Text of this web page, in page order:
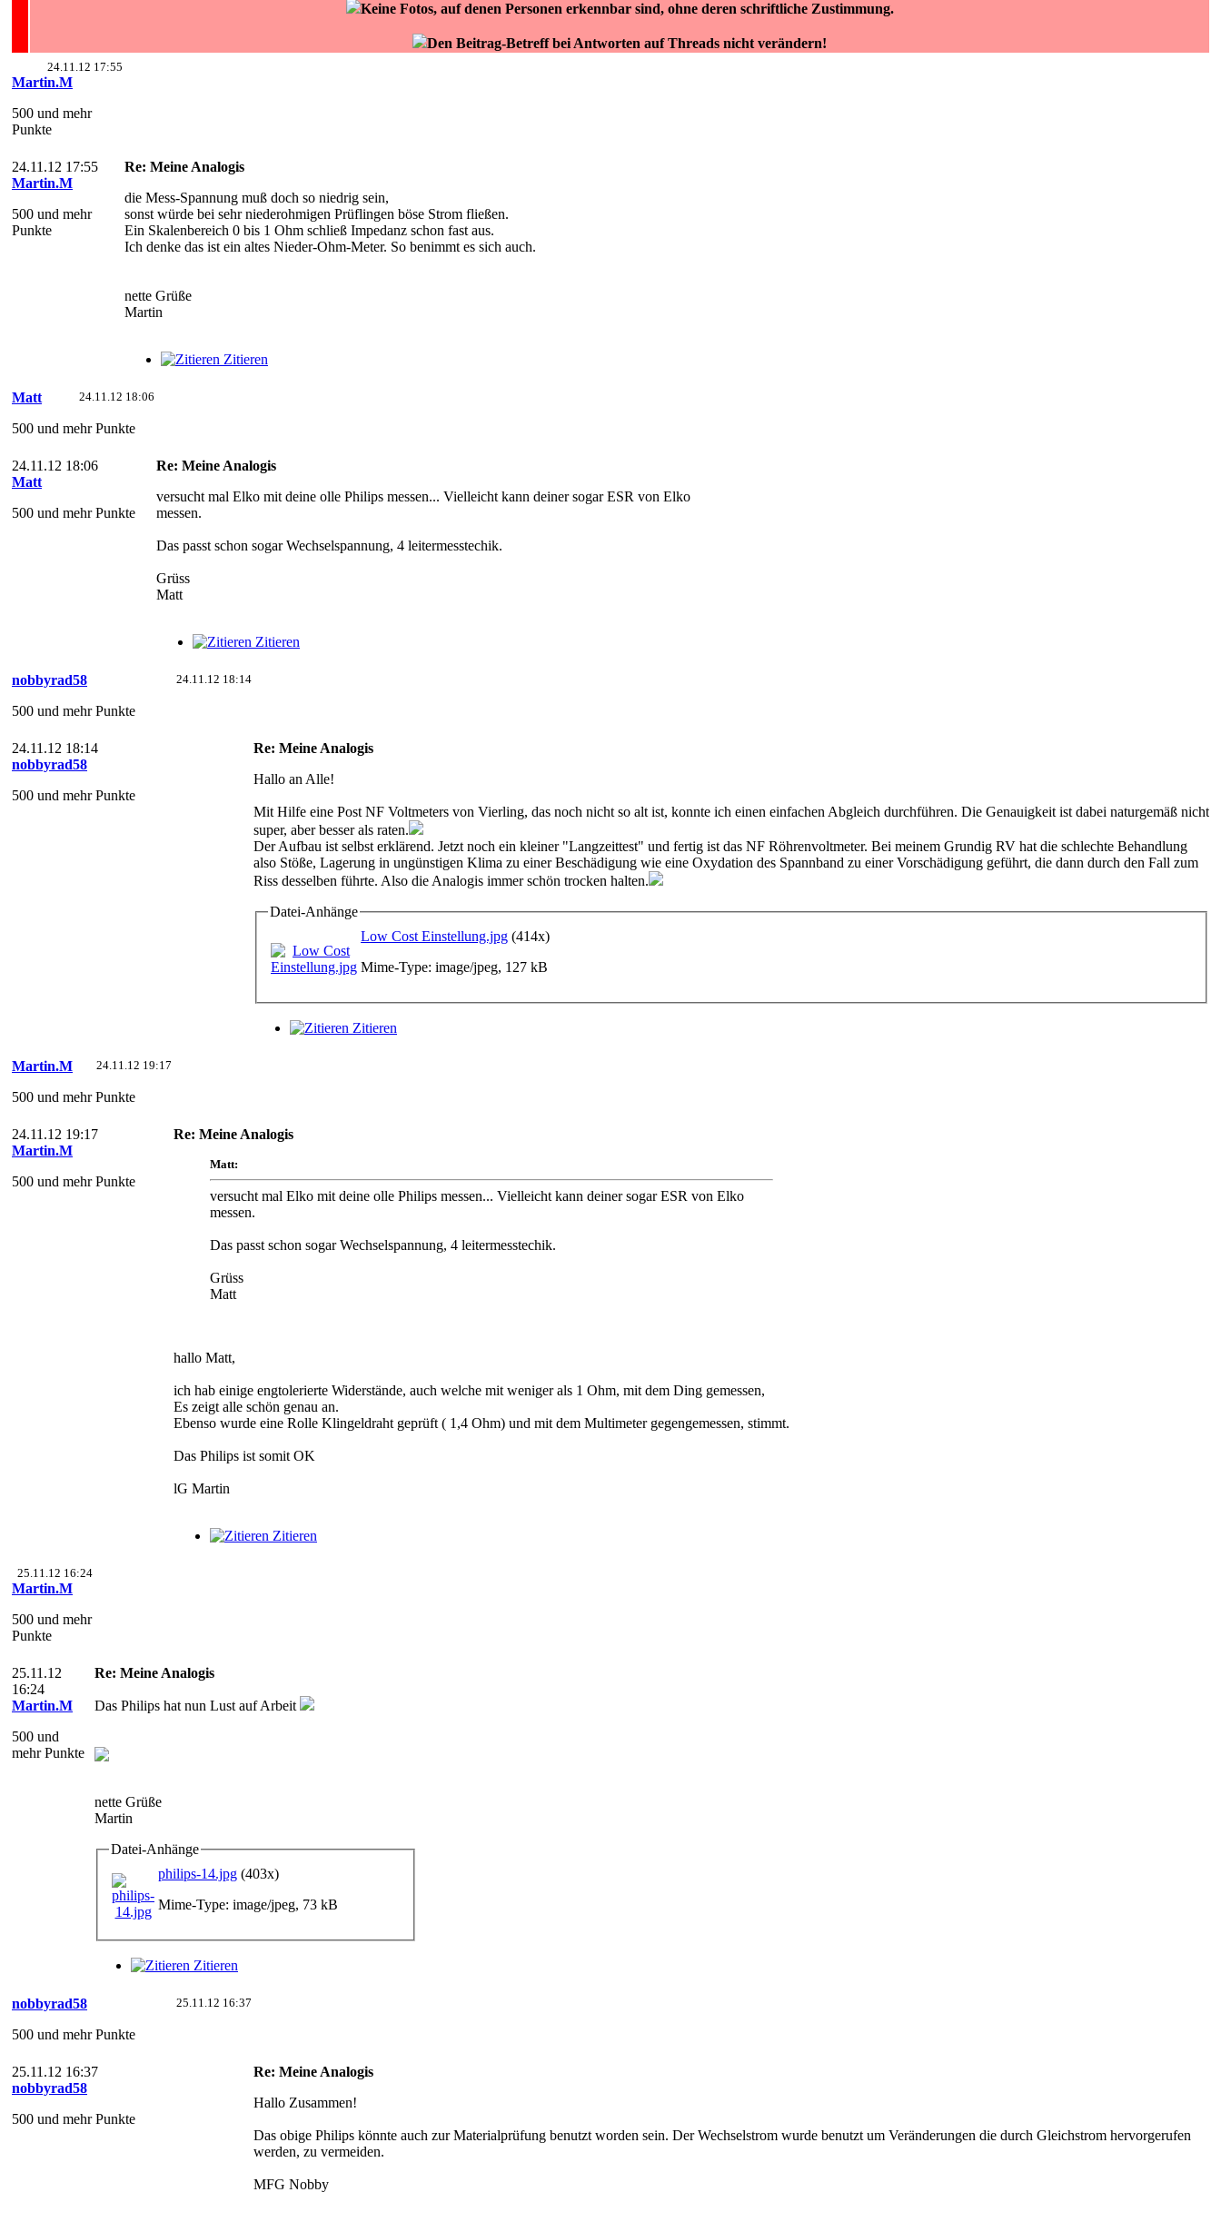
Keine Fotos, auf denen Personen erkennbar sind, ohne deren schriftliche Zustimmung.
Den Beitrag-Betreff bei Antworten auf Threads nicht verändern!
24.11.12 17:55
Martin.M
500 und mehr
Punkte
24.11.12 17:55
Martin.M
500 und mehr
Punkte
Re: Meine Analogis
die Mess-Spannung muß doch so niedrig sein,
sonst würde bei sehr niederohmigen Prüflingen böse Strom fließen.
Ein Skalenbereich 0 bis 1 Ohm schließ Impedanz schon fast aus.
Ich denke das ist ein altes Nieder-Ohm-Meter. So benimmt es sich auch.
nette Grüße
Martin
Zitieren
24.11.12 18:06
Matt
500 und mehr Punkte
24.11.12 18:06
Matt
500 und mehr Punkte
Re: Meine Analogis
versucht mal Elko mit deine olle Philips messen... Vielleicht kann deiner sogar ESR von Elko
messen.
Das passt schon sogar Wechselspannung, 4 leitermesstechik.
Grüss
Matt
Zitieren
24.11.12 18:14
nobbyrad58
500 und mehr Punkte
24.11.12 18:14
nobbyrad58
500 und mehr Punkte
Re: Meine Analogis
Hallo an Alle!
Mit Hilfe eine Post NF Voltmeters von Vierling, das noch nicht so alt ist, konnte ich einen einfachen Abgleich durchführen. Die Genauigkeit ist dabei naturgemäß nicht
super, aber besser als raten.
Der Aufbau ist selbst erklärend. Jetzt noch ein kleiner "Langzeittest" und fertig ist das NF Röhrenvoltmeter. Bei meinem Grundig RV hat die schlechte Behandlung
also Stöße, Lagerung in ungünstigen Klima zu einer Beschädigung wie eine Oxydation des Spannband zu einer Vorschädigung geführt, die dann durch den Fall zum
Riss desselben führte. Also die Analogis immer schön trocken halten.
Datei-Anhänge
Low Cost Einstellung.jpg (414x)
Mime-Type: image/jpeg, 127 kB
Zitieren
24.11.12 19:17
Martin.M
500 und mehr Punkte
24.11.12 19:17
Martin.M
500 und mehr Punkte
Re: Meine Analogis
Matt:
versucht mal Elko mit deine olle Philips messen... Vielleicht kann deiner sogar ESR von Elko
messen.
Das passt schon sogar Wechselspannung, 4 leitermesstechik.
Grüss
Matt
hallo Matt,
ich hab einige engtolerierte Widerstände, auch welche mit weniger als 1 Ohm, mit dem Ding gemessen,
Es zeigt alle schön genau an.
Ebenso wurde eine Rolle Klingeldraht geprüft ( 1,4 Ohm) und mit dem Multimeter gegengemessen, stimmt.
Das Philips ist somit OK
lG Martin
Zitieren
25.11.12 16:24
Martin.M
500 und mehr
Punkte
25.11.12
16:24
Martin.M
500 und
mehr Punkte
Re: Meine Analogis
Das Philips hat nun Lust auf Arbeit
nette Grüße
Martin
Datei-Anhänge
philips-14.jpg (403x)
Mime-Type: image/jpeg, 73 kB
Zitieren
25.11.12 16:37
nobbyrad58
500 und mehr Punkte
25.11.12 16:37
nobbyrad58
500 und mehr Punkte
Re: Meine Analogis
Hallo Zusammen!
Das obige Philips könnte auch zur Materialprüfung benutzt worden sein. Der Wechselstrom wurde benutzt um Veränderungen die durch Gleichstrom hervorgerufen
werden, zu vermeiden.
MFG Nobby